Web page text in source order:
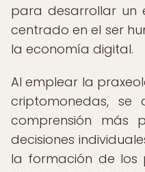
para desarrollar un
centrado en el ser
la economía digital.
Al emplear la
criptomonedas,
comprensión más
decisiones
la formación de los